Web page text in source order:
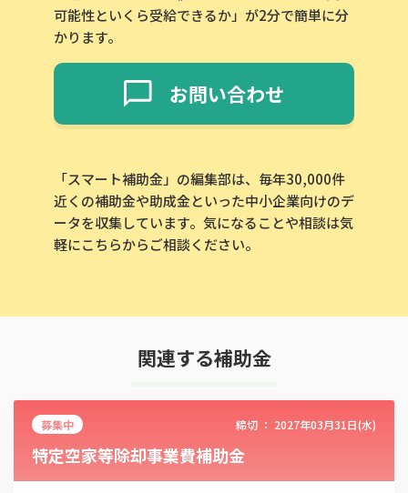
可能性といくら受給できるか」が2分で簡単に分
かります。
お問い合わせ
「スマート補助金」の編集部は、毎年30,000件
近くの補助金や助成金といった中小企業向けのデ
ータを収集しています。気になることや相談は気
軽にこちらからご相談ください。
関連する補助金
募集中 締切 ： 2027年03月31日(水)
特定空家等除却事業費補助金